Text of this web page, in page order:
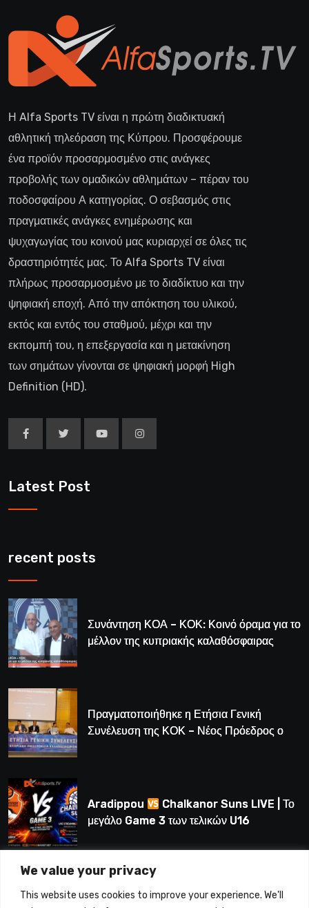
We value your privacy
This website uses cookies to improve your experience. We'll
Η Alfa Sports TV είναι η πρώτη διαδικτυακή
αθλητική τηλεόραση της Κύπρου. Προσφέρουμε
ένα προϊόν προσαρμοσμένο στις ανάγκες
προβολής των ομαδικών αθλημάτων – πέραν του
ποδοσφαίρου Α κατηγορίας. Ο σεβασμός στις
πραγματικές ανάγκες ενημέρωσης και
ψυχαγωγίας του κοινού μας κυριαρχεί σε όλες τις
δραστηριότητές μας. Το Alfa Sports TV είναι
πλήρως προσαρμοσμένο με το διαδίκτυο και την
ψηφιακή εποχή. Από την απόκτηση του υλικού,
εκτός και εντός του σταθμού, μέχρι και την
εκπομπή του, η επεξεργασία και η μετακίνηση
των σημάτων γίνονται σε ψηφιακή μορφή High
Definition (HD).
Latest Post
recent posts
Συνάντηση ΚΟΑ – ΚΟΚ: Κοινό όραμα για το
μέλλον της κυπριακής καλαθόσφαιρας
Πραγματοποιήθηκε η Ετήσια Γενική
Συνέλευση της ΚΟΚ – Νέος Πρόεδρος ο
Aradippou
Chalkanor Suns LIVE | Το
μεγάλο Game 3 των τελικών U16
LIVE | Ύδρα Ασφαλιστική ΕΝΑΔ vs